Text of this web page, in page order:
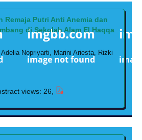
Remaja Putri Anti Anemia dan
di Sekolah Alam El Haqqa
Nopriyarti, Marini Ariesta, Rizki
views: 26,